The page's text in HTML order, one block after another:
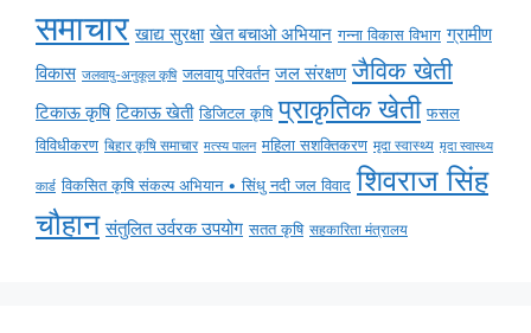
समाचार खाद्य सुरक्षा खेत बचाओ अभियान गन्ना विकास विभाग ग्रामीण
विकास जलवायु-अनुकूल कृषि जलवायु परिवर्तन जल संरक्षण जैविक खेती
टिकाऊ कृषि टिकाऊ खेती डिजिटल कृषि प्राकृतिक खेती फसल
विविधीकरण बिहार कृषि समाचार मत्स्य पालन महिला सशक्तिकरण मृदा स्वास्थ्य मृदा स्वास्थ्य
कार्ड विकसित कृषि संकल्प अभियान • सिंधु नदी जल विवाद शिवराज सिंह
चौहान संतुलित उर्वरक उपयोग सतत कृषि सहकारिता मंत्रालय